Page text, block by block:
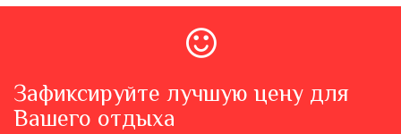
Зафиксируйте лучшую цену для
Вашего отдыха